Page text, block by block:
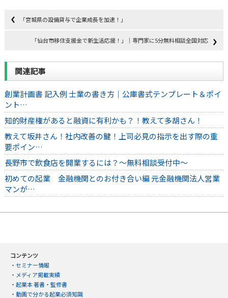
「宮城県の設備貸与で企業成長を加速！」
「仙台市移住支援金で新生活応援！」｜専門家に5分無料相談全国対応
関連記事
創業計画書 記入例 士業の書き方｜公庫書式テンプレート＆ポイ
ント…
知的財産権があると融資に有利かも？！教えて多胡さん！
教えて坂井さん！社内改善の鍵！上司必見の指示を出す際の重
要ポイン…
長野市で飲食店を開業するには？～無料相談受付中～
初めての起業 金融機関とのお付き合い編 元金融機関法人営業
マンが…
コンテンツ
・ セミナー情報
・ メディア掲載実績
・ 起業本 著書・監修書
・ 動画で分かる起業必須知識